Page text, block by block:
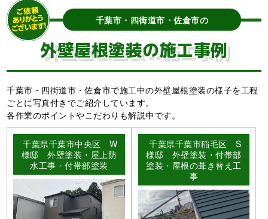
千葉市・四街道市・佐倉市の
外壁屋根塗装の施工事例
千葉市・四街道市・佐倉市で施工中の外壁屋根塗装の様子を工程
ごとに写真付きでご紹介しています。
各作業のポイントやこだわりも解説中です。
千葉県千葉市中央区 W
様邸 外壁塗装・屋上防
水工事・付帯部塗装
千葉県千葉市稲毛区 S
様邸 外壁塗装・付帯部
塗装・屋根の葺き替え工
事